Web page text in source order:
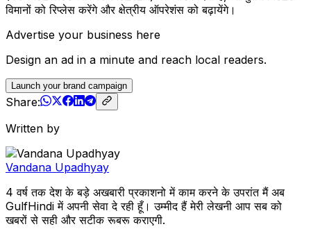
विमानों को रिप्लेस करेंगे और क्षेत्रीय ऑपरेशंस को बढ़ायेंगे।
Advertise your business here
Design an ad in a minute and reach local readers.
Launch your brand campaign
Share:
Written by
Vandana Upadhyay
4 वर्ष तक देश के बड़े अखबारी प्रकाशनो में काम करने के उपरांत मैं अब
GulfHindi में अपनी सेवा दे रही हूँ। उम्मीद हैं मेरी लेखनी आप सब को
खबरों से सही और सटीक रूबरू कराएगी.